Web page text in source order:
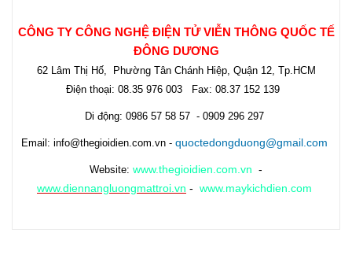
CÔNG TY CÔNG NGHỆ ĐIỆN TỬ VIỄN THÔNG QUỐC TẾ
ĐÔNG DƯƠNG
62 Lâm Thị Hố, Phường Tân Chánh Hiệp, Quận 12, Tp.HCM
Điện thoại: 08.35 976 003 Fax: 08.37 152 139
Di động: 0986 57 58 57 - 0909 296 297
Email: info@thegioidien.com.vn - quoctedongduong@gmail.com
Website: www.thegioidien.com.vn -
www.diennangluongmattroi.vn - www.maykichdien.com